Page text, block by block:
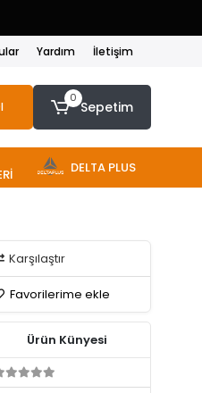
Yardım İletişim
0
Sepetim
DELTA PLUS
Karşılaştır
Favorilerime ekle
Ürün Künyesi